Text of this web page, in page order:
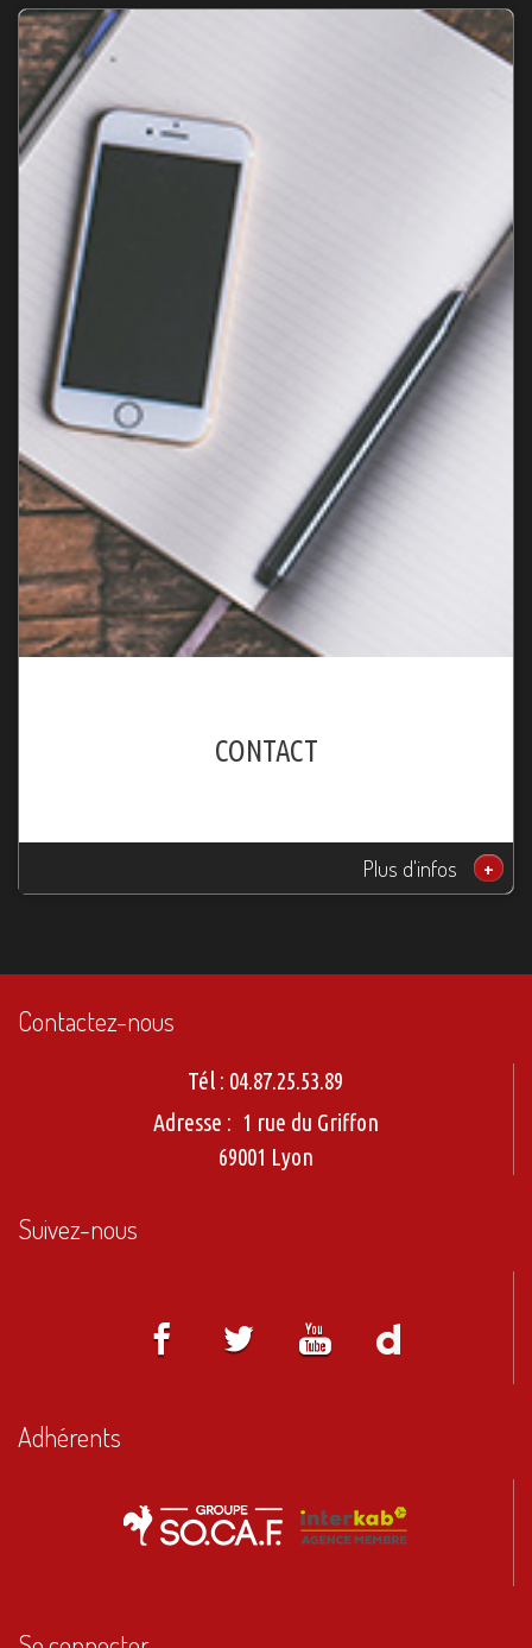
CONTACT
Plus d'infos +
Contactez-nous
Tél : 04.87.25.53.89
Adresse : 1 rue du Griffon
69001 Lyon
Suivez-nous
Adhérents